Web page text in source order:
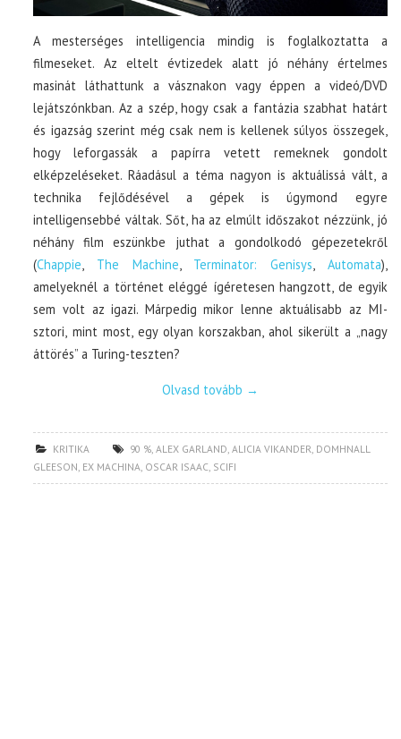
A mesterséges intelligencia mindig is foglalkoztatta a
filmeseket. Az eltelt évtizedek alatt jó néhány értelmes
masinát láthattunk a vásznakon vagy éppen a videó/DVD
lejátszónkban. Az a szép, hogy csak a fantázia szabhat határt
és igazság szerint még csak nem is kellenek súlyos összegek,
hogy leforgassák a papírra vetett remeknek gondolt
elképzeléseket. Ráadásul a téma nagyon is aktuálissá vált, a
technika fejlődésével a gépek is úgymond egyre
intelligensebbé váltak. Sőt, ha az elmúlt időszakot nézzünk, jó
néhány film eszünkbe juthat a gondolkodó gépezetekről
(Chappie, The Machine, Terminator: Genisys, Automata),
amelyeknél a történet eléggé ígéretesen hangzott, de egyik
sem volt az igazi. Márpedig mikor lenne aktuálisabb az MI-
sztori, mint most, egy olyan korszakban, ahol sikerült a „nagy
áttörés” a Turing-teszten?
Olvasd tovább →
KRITIKA 90 %,ALEX GARLAND,ALICIA VIKANDER, DOMHNALL
GLEESON, EX MACHINA, OSCAR ISAAC, SCIFI